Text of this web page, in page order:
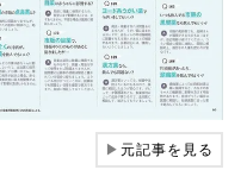
▶元記事を見る